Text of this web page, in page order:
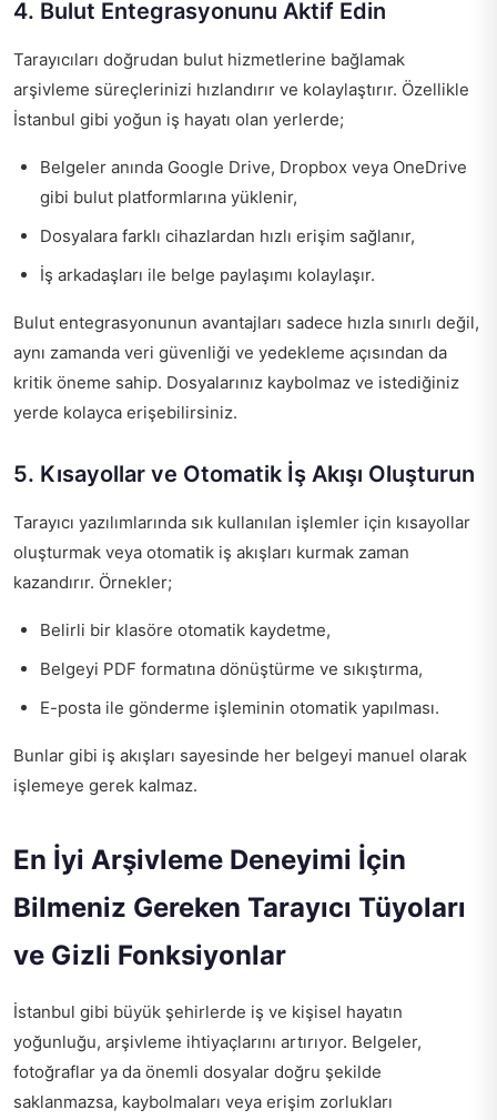
4. Bulut Entegrasyonunu Aktif Edin
Tarayıcıları doğrudan bulut hizmetlerine bağlamak
arşivleme süreçlerinizi hızlandırır ve kolaylaştırır. Özellikle
İstanbul gibi yoğun iş hayatı olan yerlerde;
Belgeler anında Google Drive, Dropbox veya OneDrive
gibi bulut platformlarına yüklenir,
Dosyalara farklı cihazlardan hızlı erişim sağlanır,
İş arkadaşları ile belge paylaşımı kolaylaşır.
Bulut entegrasyonunun avantajları sadece hızla sınırlı değil,
aynı zamanda veri güvenliği ve yedekleme açısından da
kritik öneme sahip. Dosyalarınız kaybolmaz ve istediğiniz
yerde kolayca erişebilirsiniz.
5. Kısayollar ve Otomatik İş Akışı Oluşturun
Tarayıcı yazılımlarında sık kullanılan işlemler için kısayollar
oluşturmak veya otomatik iş akışları kurmak zaman
kazandırır. Örnekler;
Belirli bir klasöre otomatik kaydetme,
Belgeyi PDF formatına dönüştürme ve sıkıştırma,
E-posta ile gönderme işleminin otomatik yapılması.
Bunlar gibi iş akışları sayesinde her belgeyi manuel olarak
işlemeye gerek kalmaz.
En İyi Arşivleme Deneyimi İçin
Bilmeniz Gereken Tarayıcı Tüyoları
ve Gizli Fonksiyonlar
İstanbul gibi büyük şehirlerde iş ve kişisel hayatın
yoğunluğu, arşivleme ihtiyaçlarını artırıyor. Belgeler,
fotoğraflar ya da önemli dosyalar doğru şekilde
saklanmazsa, kaybolmaları veya erişim zorlukları